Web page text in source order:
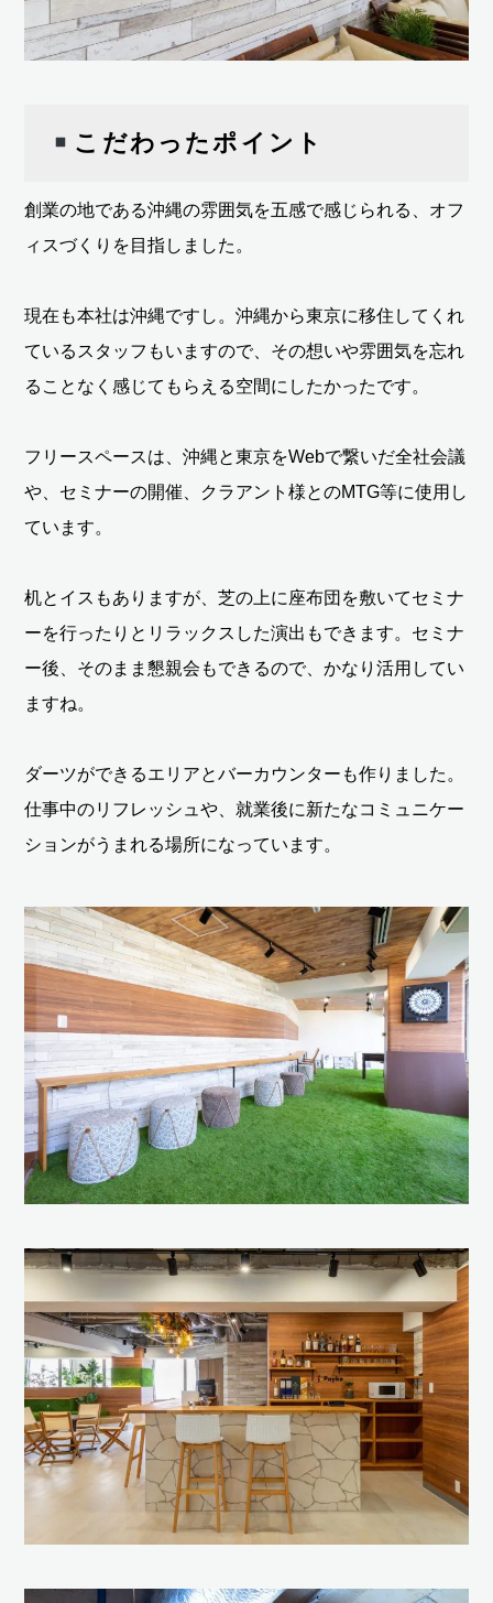
こだわったポイント
創業の地である沖縄の雰囲気を五感で感じられる、オフ
ィスづくりを目指しました。
現在も本社は沖縄ですし。沖縄から東京に移住してくれ
ているスタッフもいますので、その想いや雰囲気を忘れ
ることなく感じてもらえる空間にしたかったです。
フリースペースは、沖縄と東京をWebで繋いだ全社会議
や、セミナーの開催、クラアント様とのMTG等に使用し
ています。
机とイスもありますが、芝の上に座布団を敷いてセミナ
ーを行ったりとリラックスした演出もできます。セミナ
ー後、そのまま懇親会もできるので、かなり活用してい
ますね。
ダーツができるエリアとバーカウンターも作りました。
仕事中のリフレッシュや、就業後に新たなコミュニケー
ションがうまれる場所になっています。